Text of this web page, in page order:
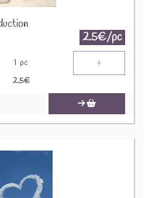
2.5€/pc
1 pc +
2.5€